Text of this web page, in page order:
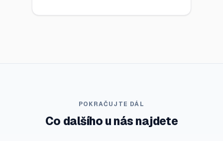
POKRAČUJTE DÁL
Co dalšího u nás najdete